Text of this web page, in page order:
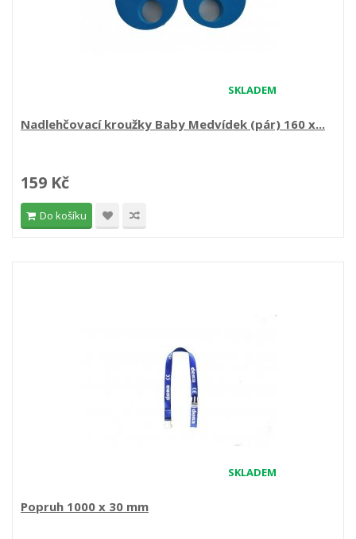
SKLADEM
Nadlehčovací kroužky Baby Medvídek (pár) 160 x...
159 Kč
Do košíku
SKLADEM
Popruh 1000 x 30 mm